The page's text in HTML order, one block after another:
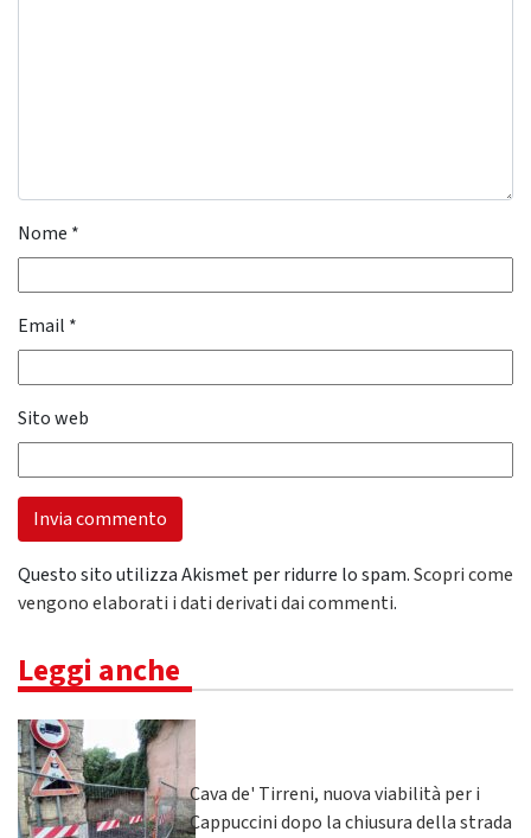
Nome *
Email *
Sito web
Questo sito utilizza Akismet per ridurre lo spam.Scopri come
vengono elaborati i dati derivati dai commenti.
Leggi anche
Cava de' Tirreni, nuova viabilità per i
Cappuccini dopo la chiusura della strada